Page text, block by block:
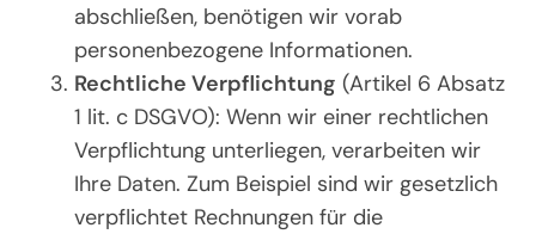
abschließen, benötigen wir vorab
personenbezogene Informationen.
Rechtliche Verpflichtung (Artikel 6 Absatz
1 lit. c DSGVO): Wenn wir einer rechtlichen
Verpflichtung unterliegen, verarbeiten wir
Ihre Daten. Zum Beispiel sind wir gesetzlich
verpflichtet Rechnungen für die